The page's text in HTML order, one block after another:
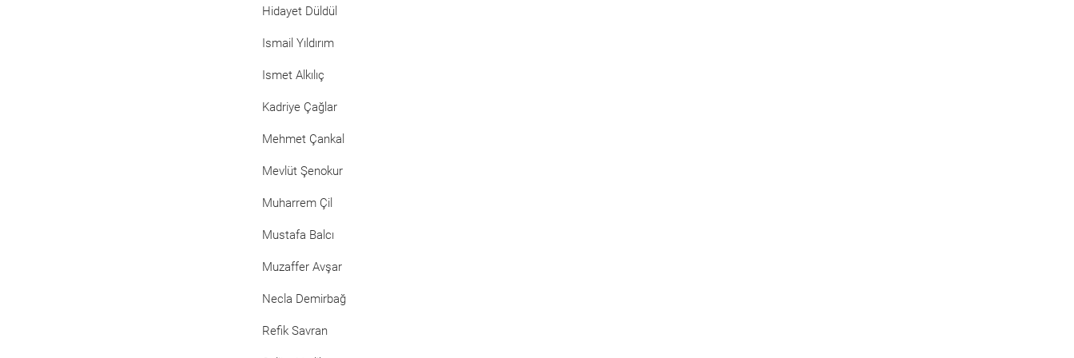
Hidayet Düldül
Ismail Yıldırım
Ismet Alkılıç
Kadriye Çağlar
Mehmet Çankal
Mevlüt Şenokur
Muharrem Çil
Mustafa Balcı
Muzaffer Avşar
Necla Demirbağ
Refik Savran